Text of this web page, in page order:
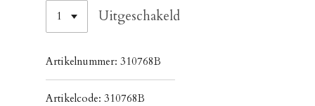
Uitgeschakeld
Artikelnummer: 310768B
Artikelcode: 310768B